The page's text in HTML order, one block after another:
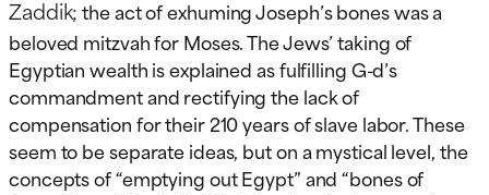
Zaddik; the act of exhuming Joseph’s bones was a
beloved mitzvah for Moses. The Jews’ taking of
Egyptian wealth is explained as fulfilling G-d’s
commandment and rectifying the lack of
compensation for their 210 years of slave labor. These
seem to be separate ideas, but on a mystical level, the
concepts of “emptying out Egypt” and “bones of